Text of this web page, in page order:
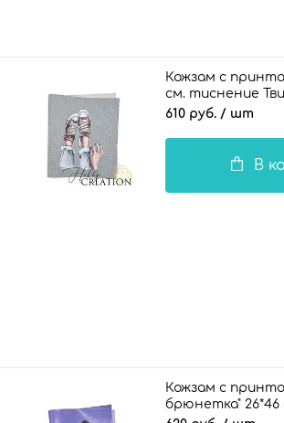
Кожзам с
см. тиснение
610 руб. / шт
В
Кожзам с
брюнетка" 26*46